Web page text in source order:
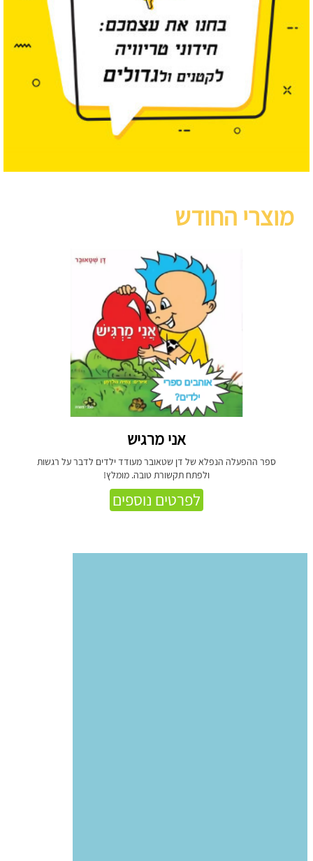
מוצרי החודש
אני מרגיש
ספר ההפעלה הנפלא של דן שטאובר מעודד ילדים לדבר על רגשות
ולפתח תקשורת טובה. מומלץ!
לפרטים נוספים